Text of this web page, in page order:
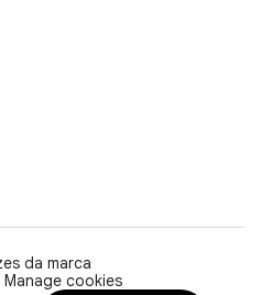
da marca
Manage cookies